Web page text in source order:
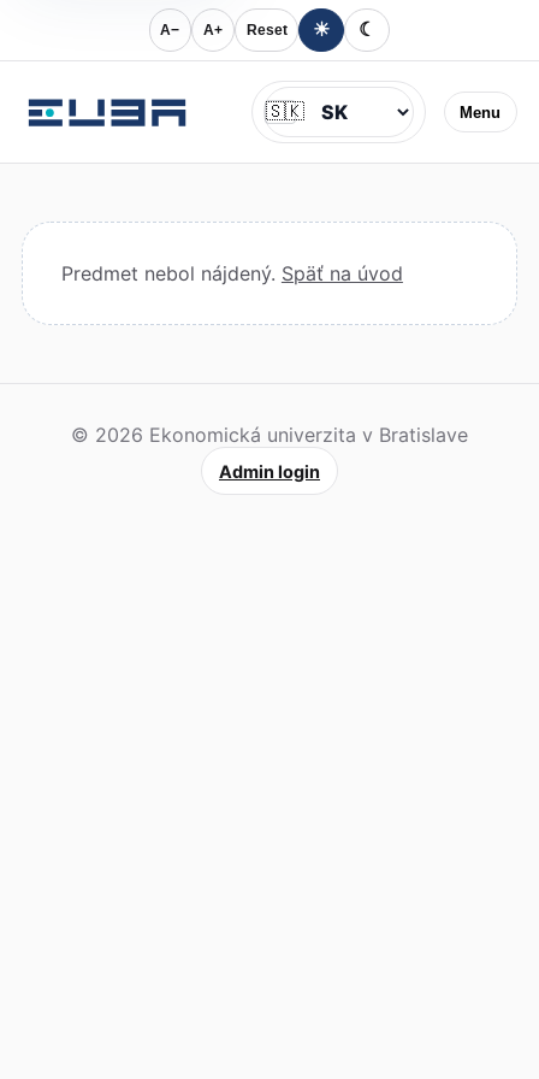
A− A+ Reset ☀ ☾
Menu
Jazyk
🇸🇰
Predmet nebol nájdený. Späť na úvod
© 2026 Ekonomická univerzita v Bratislave
Admin login